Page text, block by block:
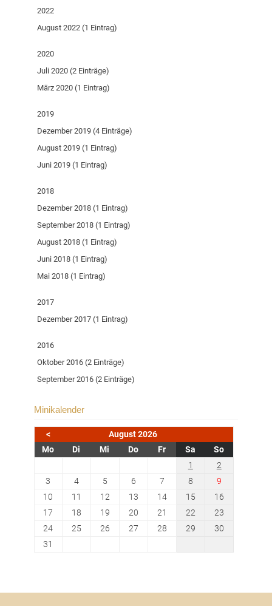
2022
August 2022 (1 Eintrag)
2020
Juli 2020 (2 Einträge)
März 2020 (1 Eintrag)
2019
Dezember 2019 (4 Einträge)
August 2019 (1 Eintrag)
Juni 2019 (1 Eintrag)
2018
Dezember 2018 (1 Eintrag)
September 2018 (1 Eintrag)
August 2018 (1 Eintrag)
Juni 2018 (1 Eintrag)
Mai 2018 (1 Eintrag)
2017
Dezember 2017 (1 Eintrag)
2016
Oktober 2016 (2 Einträge)
September 2016 (2 Einträge)
Minikalender
<
August 2026
Montag Dienstag
Mi ttwoch
Donnerstag
Freitag SamstagSonntag
1
2
3
4 5 6 7 8
9
10
11 12 13 14 15
16
17
18 19 20 21 22
23
24
25 26 27 28 29
30
31